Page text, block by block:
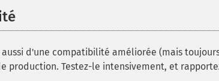
aussi d'une compatibilité améliorée (mais
production. Testez-le intensivement, et